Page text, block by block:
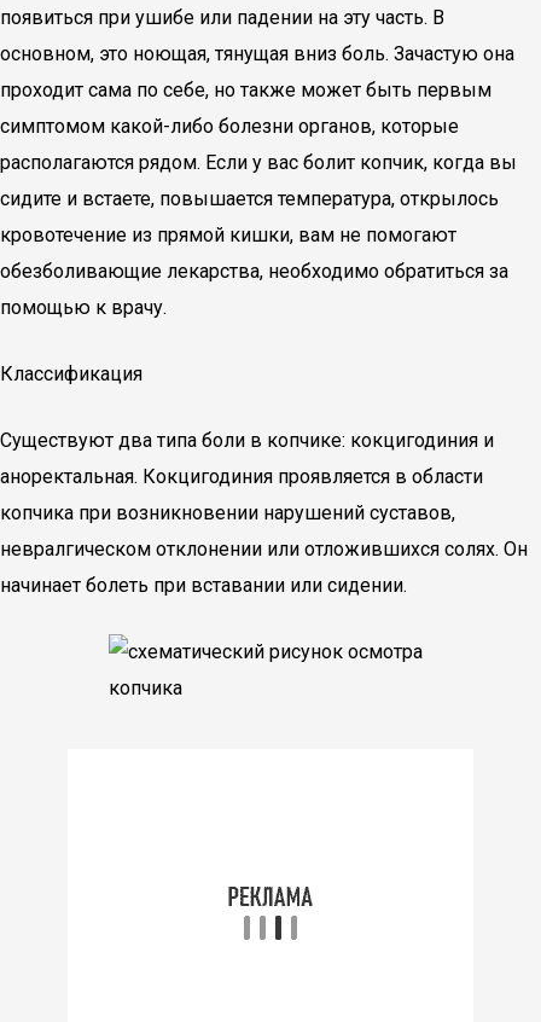
появиться при ушибе или падении на эту часть. В
основном, это ноющая, тянущая вниз боль. Зачастую она
проходит сама по себе, но также может быть первым
симптомом какой-либо болезни органов, которые
располагаются рядом. Если у вас болит копчик, когда вы
сидите и встаете, повышается температура, открылось
кровотечение из прямой кишки, вам не помогают
обезболивающие лекарства, необходимо обратиться за
помощью к врачу.
Классификация
Существуют два типа боли в копчике: кокцигодиния и
аноректальная. Кокцигодиния проявляется в области
копчика при возникновении нарушений суставов,
невралгическом отклонении или отложившихся солях. Он
начинает болеть при вставании или сидении.